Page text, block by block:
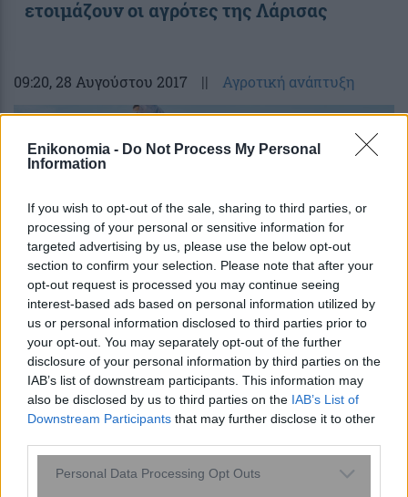
Enikonomia - Do Not Process My Personal
Information
If you wish to opt-out of the sale, sharing to third parties, or
processing of your personal or sensitive information for
targeted advertising by us, please use the below opt-out
section to confirm your selection. Please note that after your
opt-out request is processed you may continue seeing
interest-based ads based on personal information utilized by
us or personal information disclosed to third parties prior to
your opt-out. You may separately opt-out of the further
disclosure of your personal information by third parties on the
IAB’s list of downstream participants. This information may
also be disclosed by us to third parties on the IAB’s List of
Downstream Participants that may further disclose it to other
Please note that this website/app uses one or more Google
Personal Data Processing Opt Outs
ετοιμάζουν οι αγρότες της Λάρισας
09:20, 28 Αυγούστου 2017 || Αγροτική ανάπτυξη
Ευνοϊκές διατάξεις για τους αγρότες στο
πολυνομοσχέδιο